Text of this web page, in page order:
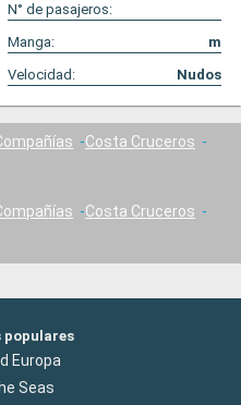
N° de pasajeros:
Manga:
m
Velocidad: Nudos
Costa Cruceros
Costa Cruceros
populares
Europa
Seas